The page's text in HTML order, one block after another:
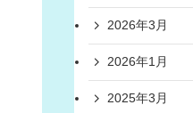
2026年3月
2026年1月
2025年3月